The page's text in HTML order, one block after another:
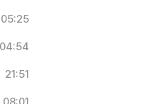
05:25
04:54
21:51